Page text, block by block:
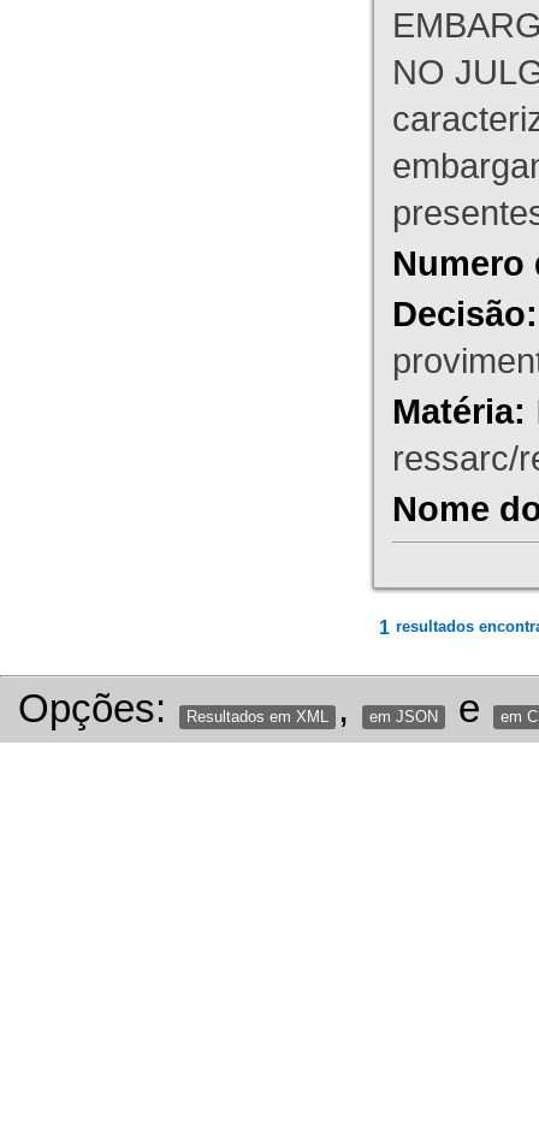
NO
Numero
Decisão:
Matéria:
ressarc/
Nome
1 resultados
Opções: Resultados em XML , em JSON e em